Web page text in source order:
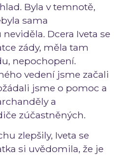
Byla v temnotě,
sama
Dcera Iveta se
zády, měla tam
nepochopení.
vedení jsme začali
jsme o pomoc a
a
zúčastněných.
zlepšily, Iveta se
si uvědomila, že je